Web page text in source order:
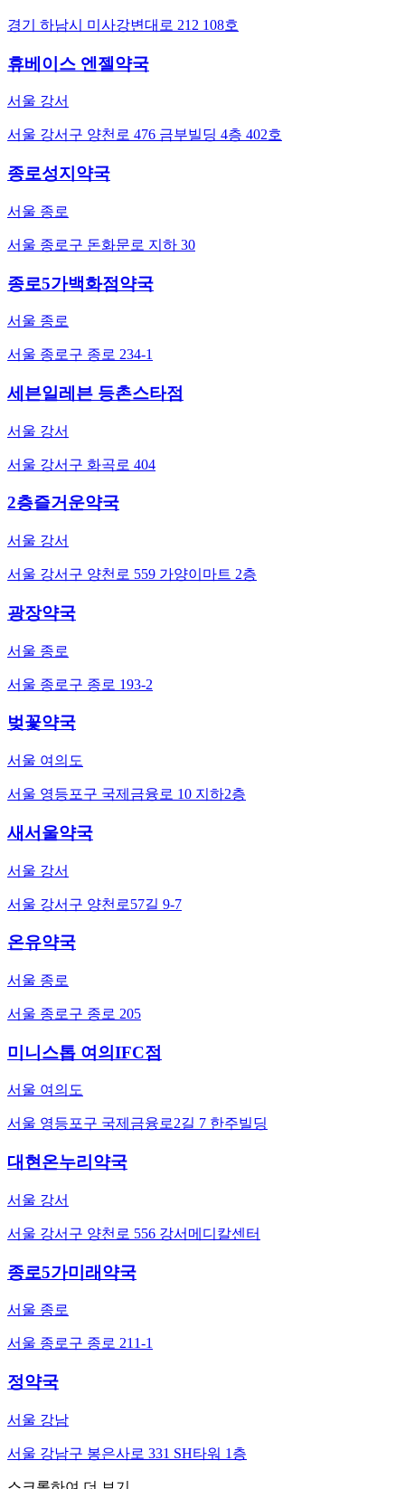
경기 하남시 미사강변대로 212 108호
휴베이스 엔젤약국
서울 강서
서울 강서구 양천로 476 금부빌딩 4층 402호
종로성지약국
서울 종로
서울 종로구 돈화문로 지하 30
종로5가백화점약국
서울 종로
서울 종로구 종로 234-1
세븐일레븐 등촌스타점
서울 강서
서울 강서구 화곡로 404
2층즐거운약국
서울 강서
서울 강서구 양천로 559 가양이마트 2층
광장약국
서울 종로
서울 종로구 종로 193-2
벚꽃약국
서울 여의도
서울 영등포구 국제금융로 10 지하2층
새서울약국
서울 강서
서울 강서구 양천로57길 9-7
온유약국
서울 종로
서울 종로구 종로 205
미니스톱 여의IFC점
서울 여의도
서울 영등포구 국제금융로2길 7 한주빌딩
대현온누리약국
서울 강서
서울 강서구 양천로 556 강서메디칼센터
종로5가미래약국
서울 종로
서울 종로구 종로 211-1
정약국
서울 강남
서울 강남구 봉은사로 331 SH타워 1층